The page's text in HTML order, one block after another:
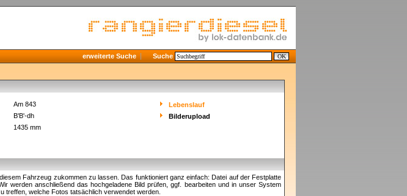
erweiterte Suche Suche
Am 843
Lebenslauf
B'B'-dh
Bilderupload
1435 mm
Fahrzeug zukommen zu lassen. Das funktioniert ganz einfach: Datei auf der Festplatte
werden anschließend das hochgeladene Bild prüfen, ggf. bearbeiten und in unser System
treffen, welche Fotos tatsächlich verwendet werden.